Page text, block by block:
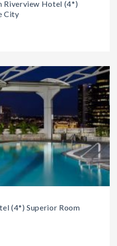
Riverview Hotel (4*)
City
(4*) Superior Room